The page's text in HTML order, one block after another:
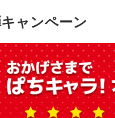
ャンペーン